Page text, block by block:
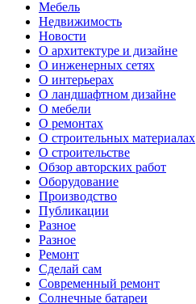
Мебель
Недвижимость
Новости
О архитектуре и дизайне
О инженерных сетях
О интерьерах
О ландшафтном дизайне
О мебели
О ремонтах
О строительных материалах
О строительстве
Обзор авторских работ
Оборудование
Производство
Публикации
Разное
Разное
Ремонт
Сделай сам
Современный ремонт
Солнечные батареи